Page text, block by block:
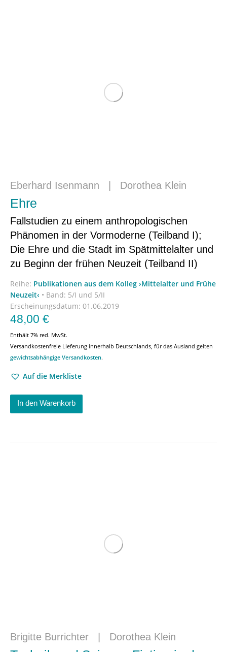
Eberhard Isenmann Dorothea Klein
Ehre
Fallstudien zu einem anthropologischen
Phänomen in der Vormoderne (Teilband I);
Die Ehre und die Stadt im Spätmittelalter und
zu Beginn der frühen Neuzeit (Teilband II)
Reihe: Publikationen aus dem Kolleg ›Mittelalter und Frühe
Neuzeit‹ • Band: 5/I und 5/II
Erscheinungsdatum: 01.06.2019
48,00 €
Enthält 7% red. MwSt.
Versandkostenfreie Lieferung innerhalb Deutschlands, für das Ausland gelten
gewichtsabhängige Versandkosten.
Auf die Merkliste
In den Warenkorb
Brigitte Burrichter Dorothea Klein